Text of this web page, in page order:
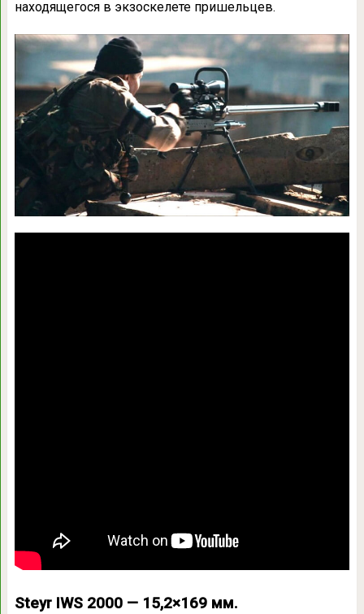
находящегося в экзоскелете пришельцев.
Steyr IWS 2000 — 15,2×169 мм.